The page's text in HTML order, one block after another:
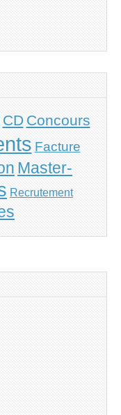
CD Concours
Facture
Master-
Recrutement